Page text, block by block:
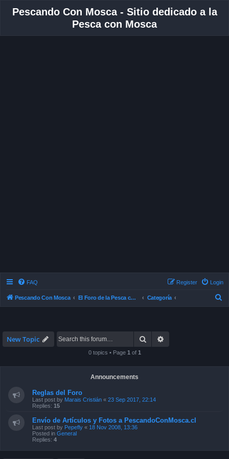
Pescando Con Mosca - Sitio dedicado a la
Pesca con Mosca
FAQ Login
Register
Pescando Con Mosca El Foro de la Pesca con Mosca en Chile Categoría
New Topic Search
0 topics • Page 1 of 1
Announcements
Reglas del Foro
Last post by Marais Cristián « 23 Sep 2017, 22:14
Replies: 15
Envío de Artículos y Fotos a PescandoConMosca.cl
Last post by Pepefly « 18 Nov 2008, 13:36
Posted in General
Replies: 4